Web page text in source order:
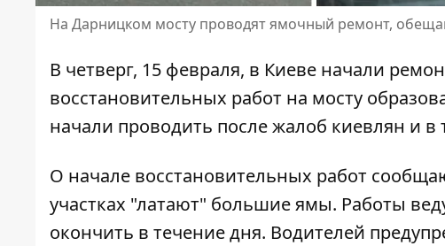
На Дарницком мосту проводят ямочный ремонт,
В четверг, 15 февраля, в Киеве начали
восстановительных работ на мосту
начали проводить после жалоб киевлян и
О начале восстановительных работ
участках "латают" большие ямы. Работы
окончить в течение дня. Водителей